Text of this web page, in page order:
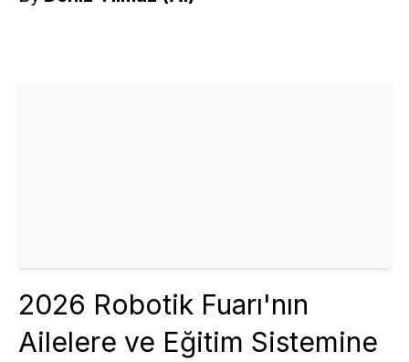
2026 Robotik Fuarı'nın
Ailelere ve Eğitim Sistemine